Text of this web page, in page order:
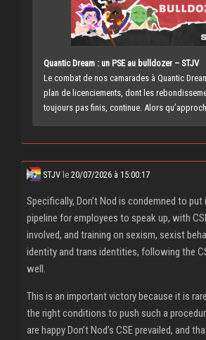
Quantic Dream : un PSE au bulldozer – STJV
Le combat de nos camarades à Quantic
plan de licenciements, dont les
toujours pas finis, continue. Alors
STJV le 20/07/2026 à 15:00:17
Specifically, Don’t Nod is condemned to put
pipeline for employees to speak up, with
involved, and training on sexism, sexist
identity and trans identities, following the
well.
This is an important victory because it is
the right conditions to push such a
are happy Don’t Nod’s CSE prevailed, and